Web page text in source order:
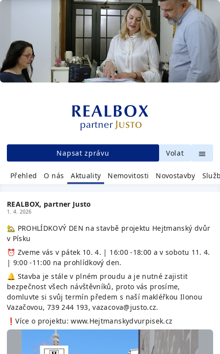
Napsat zprávu Volat
Přehled O nás Aktuality Nemovitosti Novostavby
REALBOX, partner Justo
1. 4. 2026
🏡 PROHLÍDKOVÝ DEN na stavbě projektu Hejtmanský dvůr
v Písku
⏰ Zveme vás v pátek 10. 4. | 16:00 -18:00 a v sobotu 11. 4.
| 9:00 -11:00 na prohlídkový den.
🔔 Stavba je stále v plném proudu a je nutné zajistit
bezpečnost všech návštěvníků, proto vás prosíme,
domluvte si svůj termín předem s naší makléřkou Ilonou
Vazačovou, 739 244 193, vazacova@justo.cz.
❗Více o projektu: www.Hejtmanskydvurpisek.cz